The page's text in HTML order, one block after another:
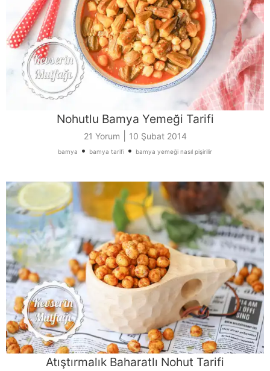
Nohutlu Bamya Yemeği Tarifi
21 Yorum 10 Şubat 2014
bamya • bamya tarifi • bamya yemeği nasıl pişirilir
Atıştırmalık Baharatlı Nohut Tarifi